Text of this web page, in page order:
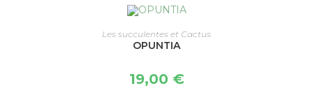
CHOIX DES OPTIONS
Les succulentes et Cactus
OPUNTIA
19,00 €